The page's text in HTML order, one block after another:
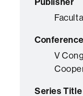
V
Series Title